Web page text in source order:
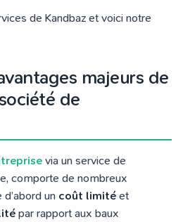
de Kandbaz et voici notre
majeurs de
de
via un service de
comporte de nombreux
un coût limité et
par rapport aux baux